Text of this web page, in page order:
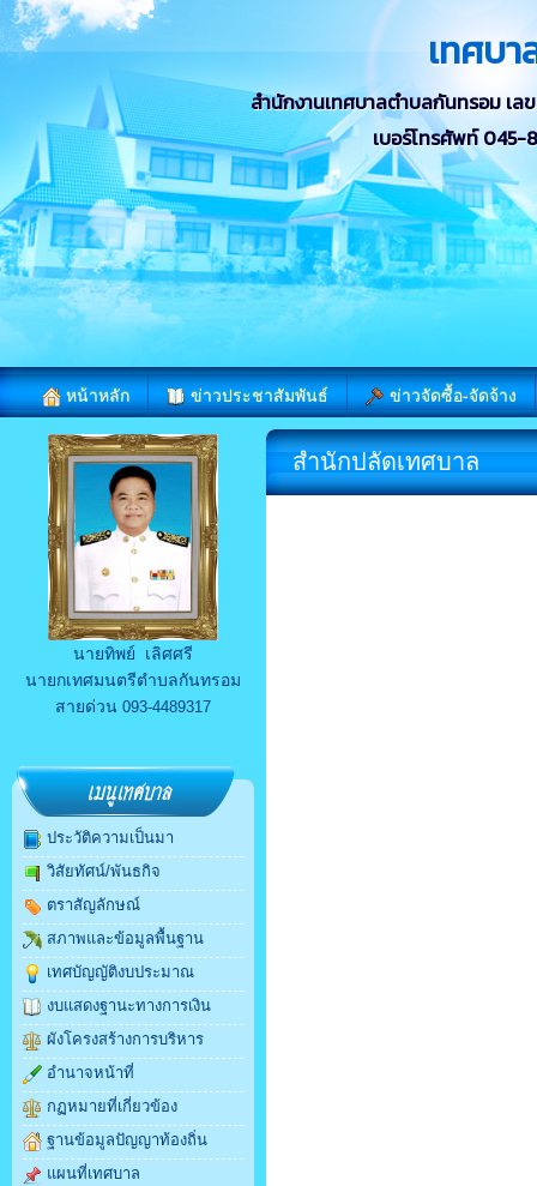
เทศบ
สำนักงานเทศบาลตำบลกันทรอม เ
เบอร์โทรศัพท์
หน้าหลัก ข่าวประชาสัมพันธ์ ข่าวจัดซื้อ-จัดจ้าง
นายทิพย์ เลิศศรี
นายกเทศมนตรีตำบลกันทรอม
สายด่วน 093-4489317
ประวัติความเป็นมา
วิสัยทัศน์/พันธกิจ
ตราสัญลักษณ์
สภาพและข้อมูลพื้นฐาน
เทศบัญญัติงบประมาณ
งบแสดงฐานะทางการเงิน
ผังโครงสร้างการบริหาร
อำนาจหน้าที่
กฏหมายที่เกี่ยวข้อง
ฐานข้อมูลปัญญาท้องถิ่น
แผนที่เทศบาล
สำนักปลัดเทศบาล